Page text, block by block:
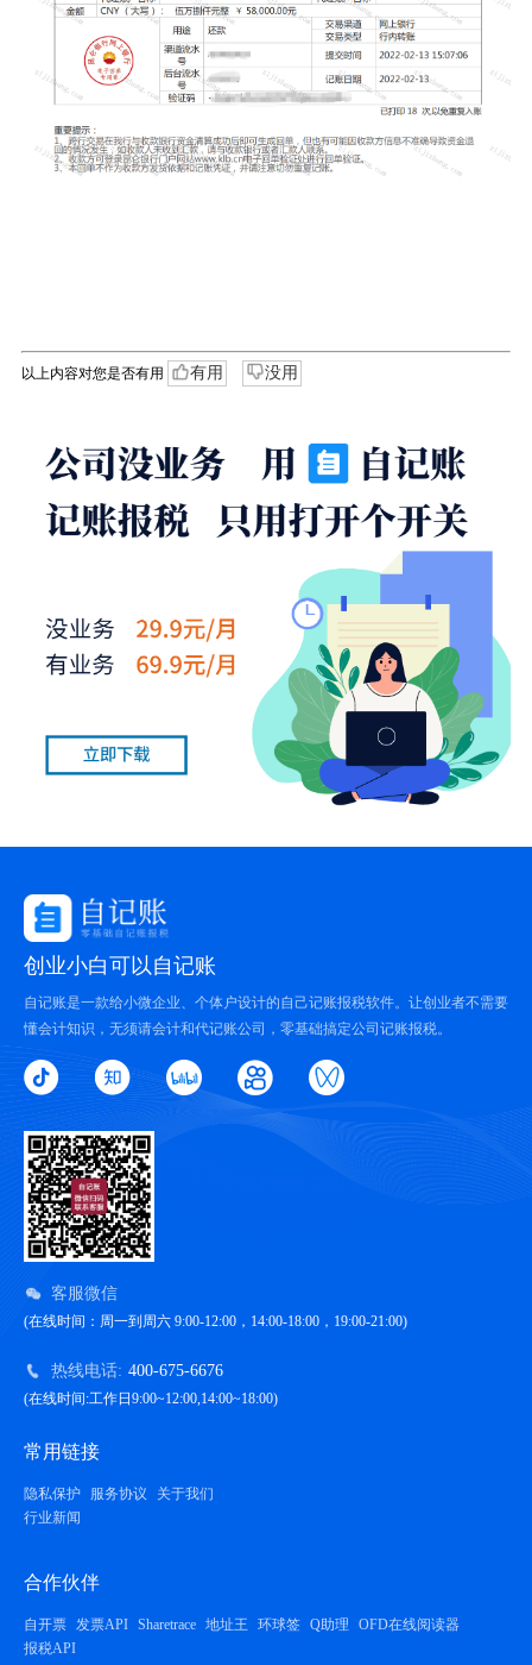
以上内容对您是否有用 有用 没用
创业小白可以自记账
自记账是一款给小微企业、个体户设计的自己记账报税软件。让创业者不需要
懂会计知识，无须请会计和代记账公司，零基础搞定公司记账报税。
客服微信
(在线时间：周一到周六 9:00-12:00，14:00-18:00，19:00-21:00)
热线电话: 400-675-6676
(在线时间:工作日9:00~12:00,14:00~18:00)
常用链接
隐私保护 服务协议
关于我们
行业新闻
合作伙伴
自开票 发票API Sharetrace 地址王 环球签 Q助理
OFD在线阅读器
报税API